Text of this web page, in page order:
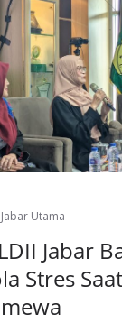
Jabar Utama
Jabar
Stres